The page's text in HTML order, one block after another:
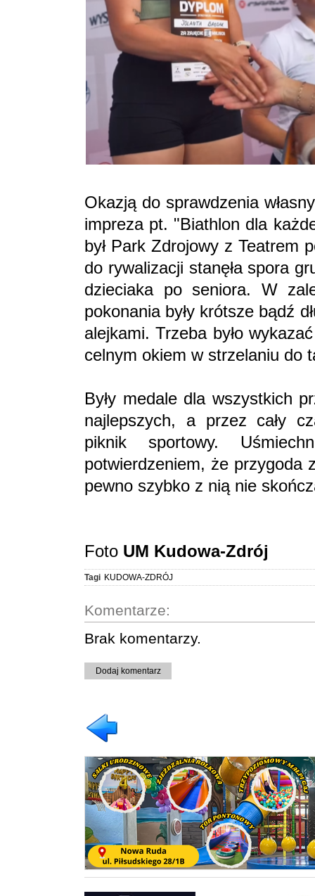
Okazją do sprawdzenia
impreza pt. "Biathlon dla
był Park Zdrojowy z Teatrem
do rywalizacji stanęła spora
dzieciaka po seniora. W
pokonania były krótsze bądź
alejkami. Trzeba było
celnym okiem w strzelaniu do
Były medale dla wszystkich
najlepszych, a przez cały
piknik sportowy.
potwierdzeniem, że przygoda
pewno szybko z nią nie
Foto UM Kudowa-Zdrój
Tagi KUDOWA-ZDRÓJ
Komentarze:
Brak komentarzy.
Dodaj komentarz